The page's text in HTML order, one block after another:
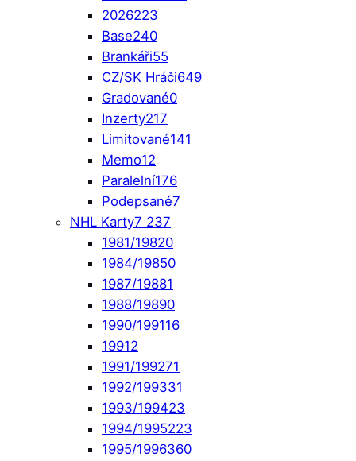
2026223
Base240
Brankáři55
CZ/SK Hráči649
Gradované0
Inzerty217
Limitované141
Memo12
Paralelní176
Podepsané7
NHL Karty7 237
1981/19820
1984/19850
1987/19881
1988/19890
1990/199116
19912
1991/199271
1992/199331
1993/199423
1994/1995223
1995/1996360